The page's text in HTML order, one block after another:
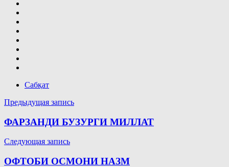
Сабқат
Навигация
по
записям
Предыдущая запись
ФАРЗАНДИ БУЗУРГИ МИЛЛАТ
Следующая запись
OФТОБИ ОСМОНИ НАЗМ